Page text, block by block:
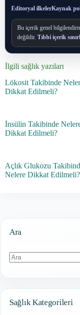
Editoryal ilkelerKaynak
Bu içerik genel
değildir. Tıbbi içerik
İlgili sağlık yazıları
Lökosit Takibinde
Dikkat Edilmeli?
İnsülin Takibinde
Dikkat Edilmeli?
Açlık Glukozu
Nelere Dikkat Edilmeli?
Ara
Sağlık Kategorileri